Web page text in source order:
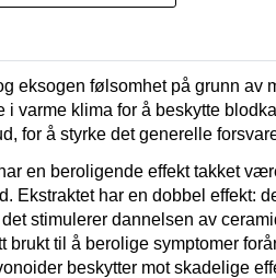
eksogen følsomhet på grunn av
varme klima for å beskytte
for å styrke det generelle
en beroligende effekt takket
Ekstraktet har en dobbel effekt:
stimulerer dannelsen av
til å berolige symptomer
beskytter mot skadelige